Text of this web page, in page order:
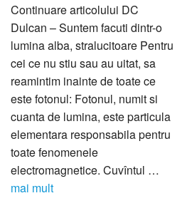
Continuare articolului DC
Dulcan – Suntem facuti dintr-o
lumina alba, stralucitoare Pentru
cei ce nu stiu sau au uitat, sa
reamintim inainte de toate ce
este fotonul: Fotonul, numit si
cuanta de lumina, este particula
elementara responsabila pentru
toate fenomenele
electromagnetice. Cuvîntul …
mai mult